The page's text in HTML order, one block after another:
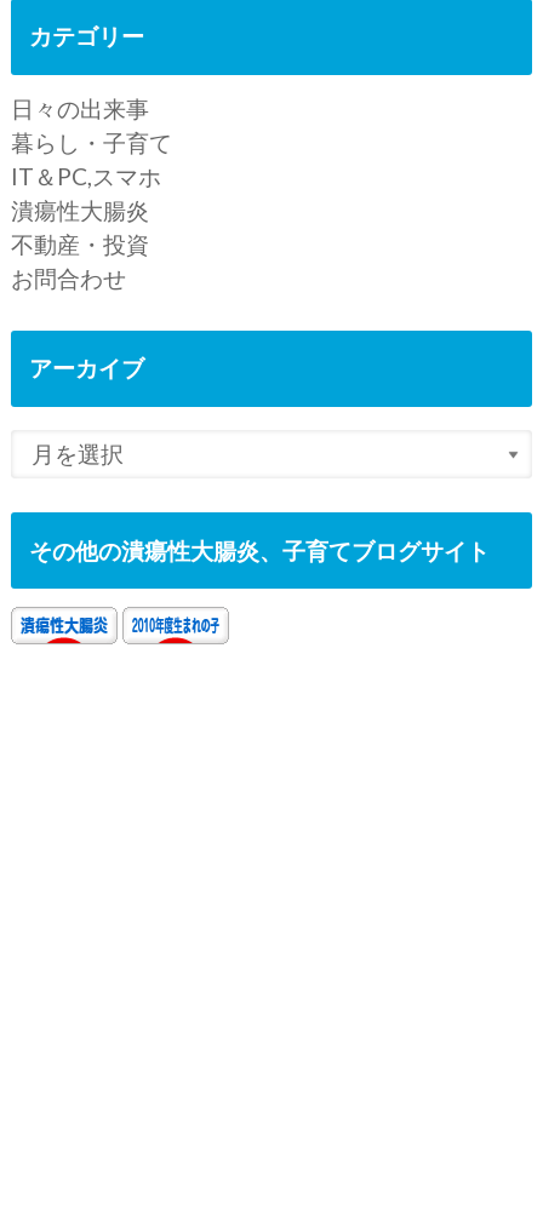
カテゴリー
日々の出来事
暮らし・子育て
IT＆PC,スマホ
潰瘍性大腸炎
不動産・投資
お問合わせ
アーカイブ
その他の潰瘍性大腸炎、子育てブログサイト